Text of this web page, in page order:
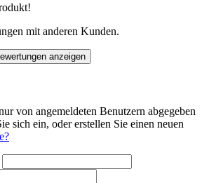
mit anderen Kunden.
anzeigen
von angemeldeten Benutzern abgegeben
sich ein, oder erstellen Sie einen neuen